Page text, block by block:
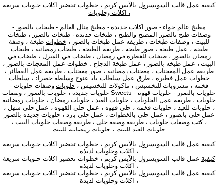
كيفية عمل قالب السويسرول بالآيس كريم ، خطوات تحضير اكلات حلويات سريعة
، اكلات وحلويات
مطبخ عالم حواء - صور
اكلات جديده - مطبخ منال العالم - طبخات بالصور -
وصفات طبخ بالصور المطبخ والطبخ ، طبخات جديده ، طبخات بالصور ، طبخات
للبيت ، وصفات طبخات ، طريقه عمل طبخات بالصور ، خطوات طبخة ، وصفة
طبخه ، عمل طبخه ، صور طبخه ، طريقه الطبخه ، طبخات رمضانيه ، طبخات
رمضان بالصور ، طبخات للفطره في رمضان ، طبخات في المنزل ، طبخات في
البيت ، عمل طبخه بالصور ، عمل طبخة الدجاج ، خطوات عمل المعجنات بالصور ،
طريقه عمل المعجنات ، معجنات رمضانيه ، صور معجنات ، طريقه عمل الفطائر ،
خطوات عمل فطيره ، طرق عمل سلطات بابا غنوج وسلطه خضراء ، سلطات
فخمه ، مشروبات للتخسيس ، ماكولات للتخسيس ، حلويات وصفات حلويات -
حلويات بالصور - حلويات قهوه - Sweets حلويات جديده ، حلويات بالصور ، وصفات
حلويات ، طريقه عمل الحلويات ، حلويات العيد ، حلويات رمضان ، حلويات رمضانيه
، حلويات للعيد ، حلويات فخمه ، حلى قهوه ، عمل حلى القهوه ، عمل حلى سهل ،
عمل حلى بالصور ، عمل حلى بالخطوات ، عمل حلى بارد ، حلويات جديده بالصور
، كتب وصفات حلويات ، طريقه وصفة حلى ، طريقه وصفات حلويات البيت ،
حلويات العيد للبيت ، حلويات رمضانيه للبيت
كيفية عمل قالب السويسرول بالآيس كريم ، خطوات تحضير اكلات حلويات سريعة
، اكلات وحلويات لذيذة
كيفية عمل قالب السويسرول بالآيس كريم ، خطوات تحضير اكلات حلويات سريعة
، اكلات وحلويات لذيذة
كيفية عمل قالب السويسرول بالآيس كريم ، خطوات تحضير اكلات حلويات سريعة
، اكلات وحلويات لذيذة